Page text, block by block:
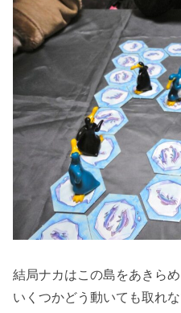
結局ナカはこの島をあきら
いくつかどう動いても取れ